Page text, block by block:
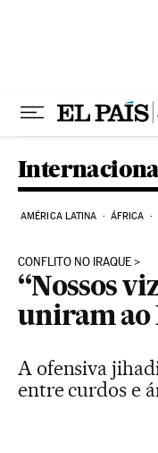
AMÉRICA LATINA ÁFRICA
CONFLITO NO IRAQUE
“Nossos
uniram ao
A ofensiva
entre curdos e